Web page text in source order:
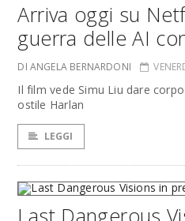
Arriva oggi su
guerra delle AI
DI ANGELA BERNARDONI
Il film vede Simu Liu dare
ostile Harlan
LEGGI
Last Dangerous